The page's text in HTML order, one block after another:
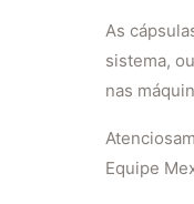
As
sistema,
nas
Equipe